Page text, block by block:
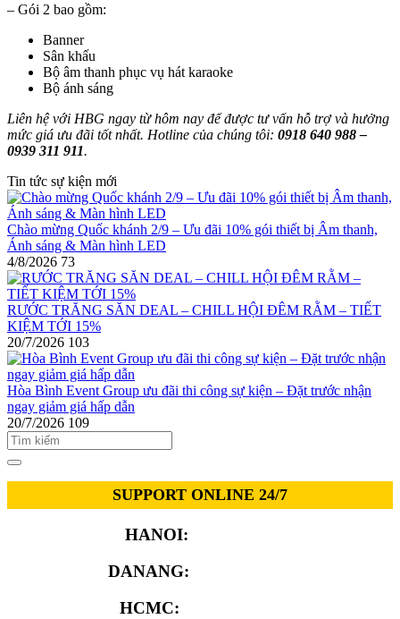
– Gói 2 bao gồm:
Banner
Sân khấu
Bộ âm thanh phục vụ hát karaoke
Bộ ánh sáng
Liên hệ với HBG ngay từ hôm nay để được tư vấn hỗ trợ và hưởng
mức giá ưu đãi tốt nhất. Hotline của chúng tôi: 0918 640 988 –
0939 311 911.
Tin tức sự kiện mới
Chào mừng Quốc khánh 2/9 – Ưu đãi 10% gói thiết bị Âm thanh,
Ánh sáng & Màn hình LED
4/8/2026 73
RƯỚC TRĂNG SĂN DEAL – CHILL HỘI ĐÊM RẰM – TIẾT
KIỆM TỚI 15%
20/7/2026 103
Hòa Bình Event Group ưu đãi thi công sự kiện – Đặt trước nhận
ngay giảm giá hấp dẫn
20/7/2026 109
SUPPORT ONLINE 24/7
HANOI:
DANANG:
HCMC: